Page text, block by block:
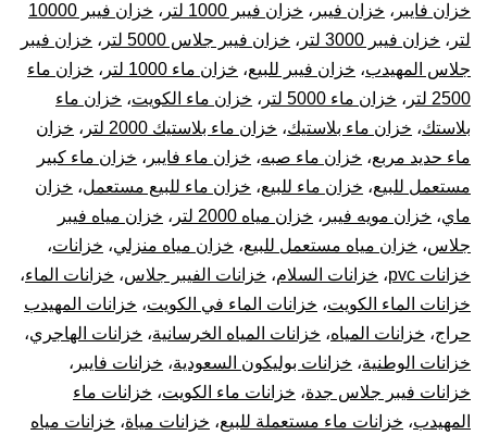
خزان فايبر ، خزان فيبر ، خزان فيبر 1000 لتر ،
خزان فيبر 10000
لتر ، خزان فيبر 3000 لتر ، خزان فيبر جلاس 5000 لتر ، خزان فيبر
جلاس المهيدب، خزان فيبر للبيع، خزان ماء 1000 لتر ، خزان ماء
2500 لتر
، خزان ماء 5000 لتر ، خزان ماء الكويت، خزان ماء
بلاستك، خزان ماء بلاستيك، خزان ماء بلاستيك 2000 لتر ، خزان
ماء حديد مربع، خزان ماء صبه، خزان ماء فايبر ، خزان ماء كبير
مستعمل للبيع، خزان ماء للبيع، خزان ماء للبيع مستعمل، خزان
ماي، خزان مويه فيبر ، خزان مياه 2000 لتر ، خزان مياه فيبر
جلاس، خزان مياه مستعمل للبيع، خزان مياه منزلي، خزانات،
خزانات pvc
، خزانات السلام، خزانات الفيبر جلاس، خزانات الماء،
خزانات الماء الكويت، خزانات الماء في الكويت، خزانات المهيدب
حراج، خزانات المياه، خزانات المياه الخرسانية، خزانات الهاجري،
خزانات الوطنية، خزانات بوليكون السعودية، خزانات فايبر ،
خزانات فيبر جلاس جدة، خزانات ماء الكويت، خزانات ماء
المهيدب، خزانات ماء مستعملة للبيع، خزانات مياة، خزانات مياه